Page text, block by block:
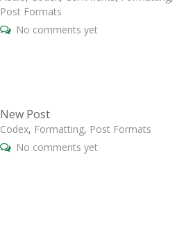
Post Formats
No comments yet
New Post
Codex, Formatting, Post Formats
No comments yet